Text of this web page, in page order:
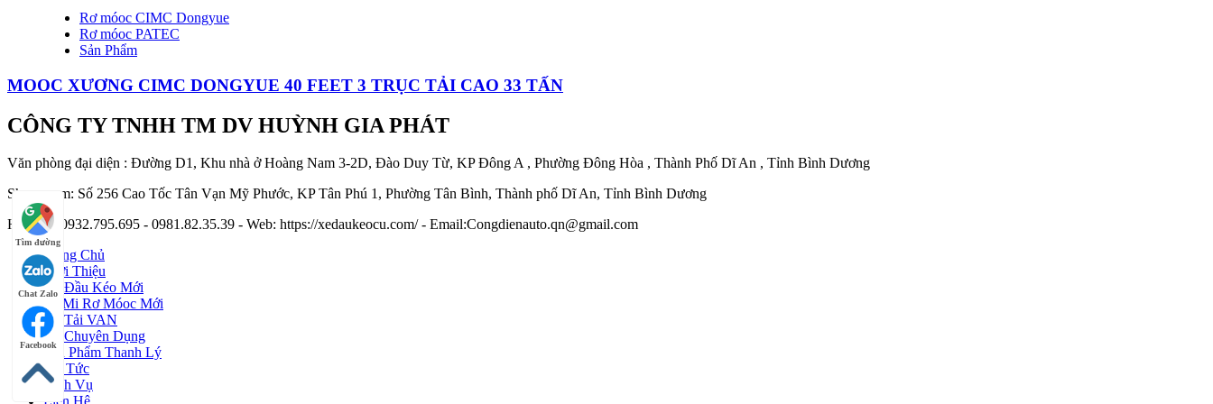
Rơ móoc CIMC Dongyue
Rơ móoc PATEC
Sản Phẩm
MOOC XƯƠNG CIMC DONGYUE 40 FEET 3 TRỤC TẢI CAO 33 TẤN
CÔNG TY TNHH TM DV HUỲNH GIA PHÁT
Văn phòng đại diện : Đường D1, Khu nhà ở Hoàng Nam 3-2D, Đào Duy Từ, KP Đông A , Phường Đông Hòa , Thành Phố Dĩ An , Tỉnh Bình Dương
Showroom: Số 256 Cao Tốc Tân Vạn Mỹ Phước, KP Tân Phú 1, Phường Tân Bình, Thành phố Dĩ An, Tỉnh Bình Dương
Hotline : 0932.795.695 - 0981.82.35.39 - Web: https://xedaukeocu.com/ - Email:Congdienauto.qn@gmail.com
Tìm đường
Chat Zalo
Facebook
Trang Chủ
Giới Thiệu
Xe Đầu Kéo Mới
Sơ Mi Rơ Móoc Mới
Xe Tải VAN
Xe Chuyên Dụng
Sản Phẩm Thanh Lý
Tin Tức
Dịch Vụ